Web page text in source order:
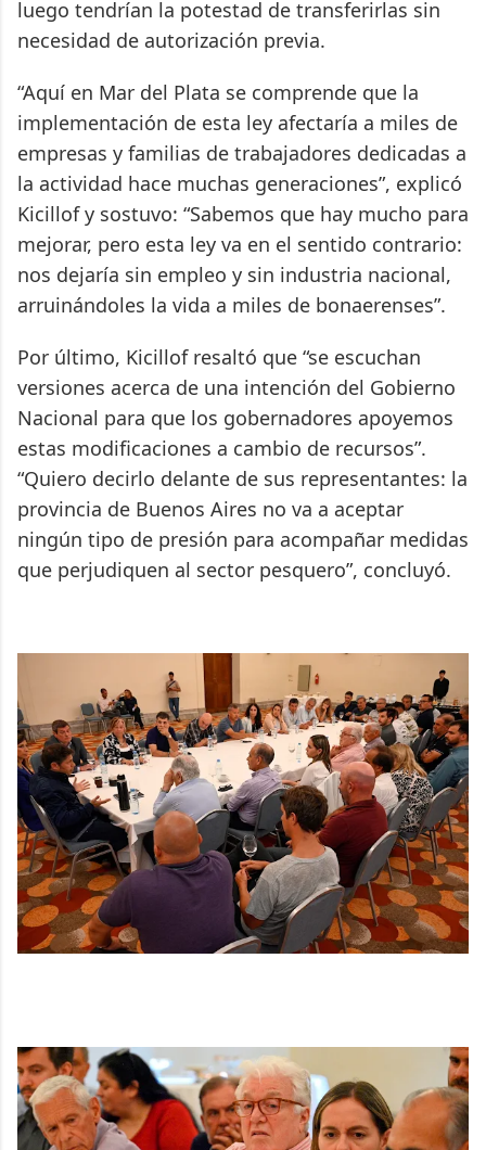
luego tendrían la potestad de transferirlas sin
necesidad de autorización previa.
“Aquí en Mar del Plata se comprende que la
implementación de esta ley afectaría a miles de
empresas y familias de trabajadores dedicadas a
la actividad hace muchas generaciones”, explicó
Kicillof y sostuvo: “Sabemos que hay mucho para
mejorar, pero esta ley va en el sentido contrario:
nos dejaría sin empleo y sin industria nacional,
arruinándoles la vida a miles de bonaerenses”.
Por último, Kicillof resaltó que “se escuchan
versiones acerca de una intención del Gobierno
Nacional para que los gobernadores apoyemos
estas modificaciones a cambio de recursos”.
“Quiero decirlo delante de sus representantes: la
provincia de Buenos Aires no va a aceptar
ningún tipo de presión para acompañar medidas
que perjudiquen al sector pesquero”, concluyó.